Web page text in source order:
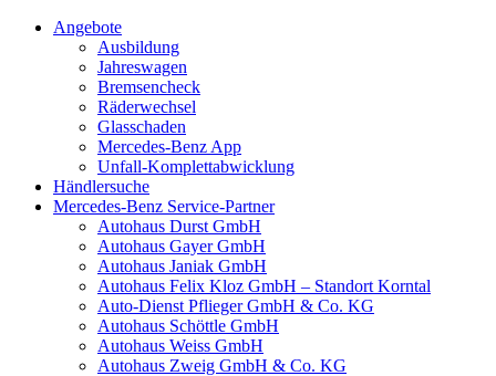
Angebote
Ausbildung
Jahreswagen
Bremsencheck
Räderwechsel
Glasschaden
Mercedes-Benz App
Unfall-Komplettabwicklung
Händlersuche
Mercedes-Benz Service-Partner
Autohaus Durst GmbH
Autohaus Gayer GmbH
Autohaus Janiak GmbH
Autohaus Felix Kloz GmbH – Standort Korntal
Auto-Dienst Pflieger GmbH & Co. KG
Autohaus Schöttle GmbH
Autohaus Weiss GmbH
Autohaus Zweig GmbH & Co. KG